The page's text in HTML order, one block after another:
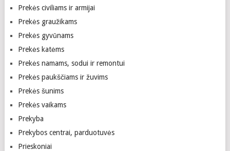
Prekės civiliams ir armijai
Prekės graužikams
Prekės gyvūnams
Prekės katėms
Prekės namams, sodui ir remontui
Prekės paukščiams ir žuvims
Prekės šunims
Prekės vaikams
Prekyba
Prekybos centrai, parduotuvės
Prieskoniai